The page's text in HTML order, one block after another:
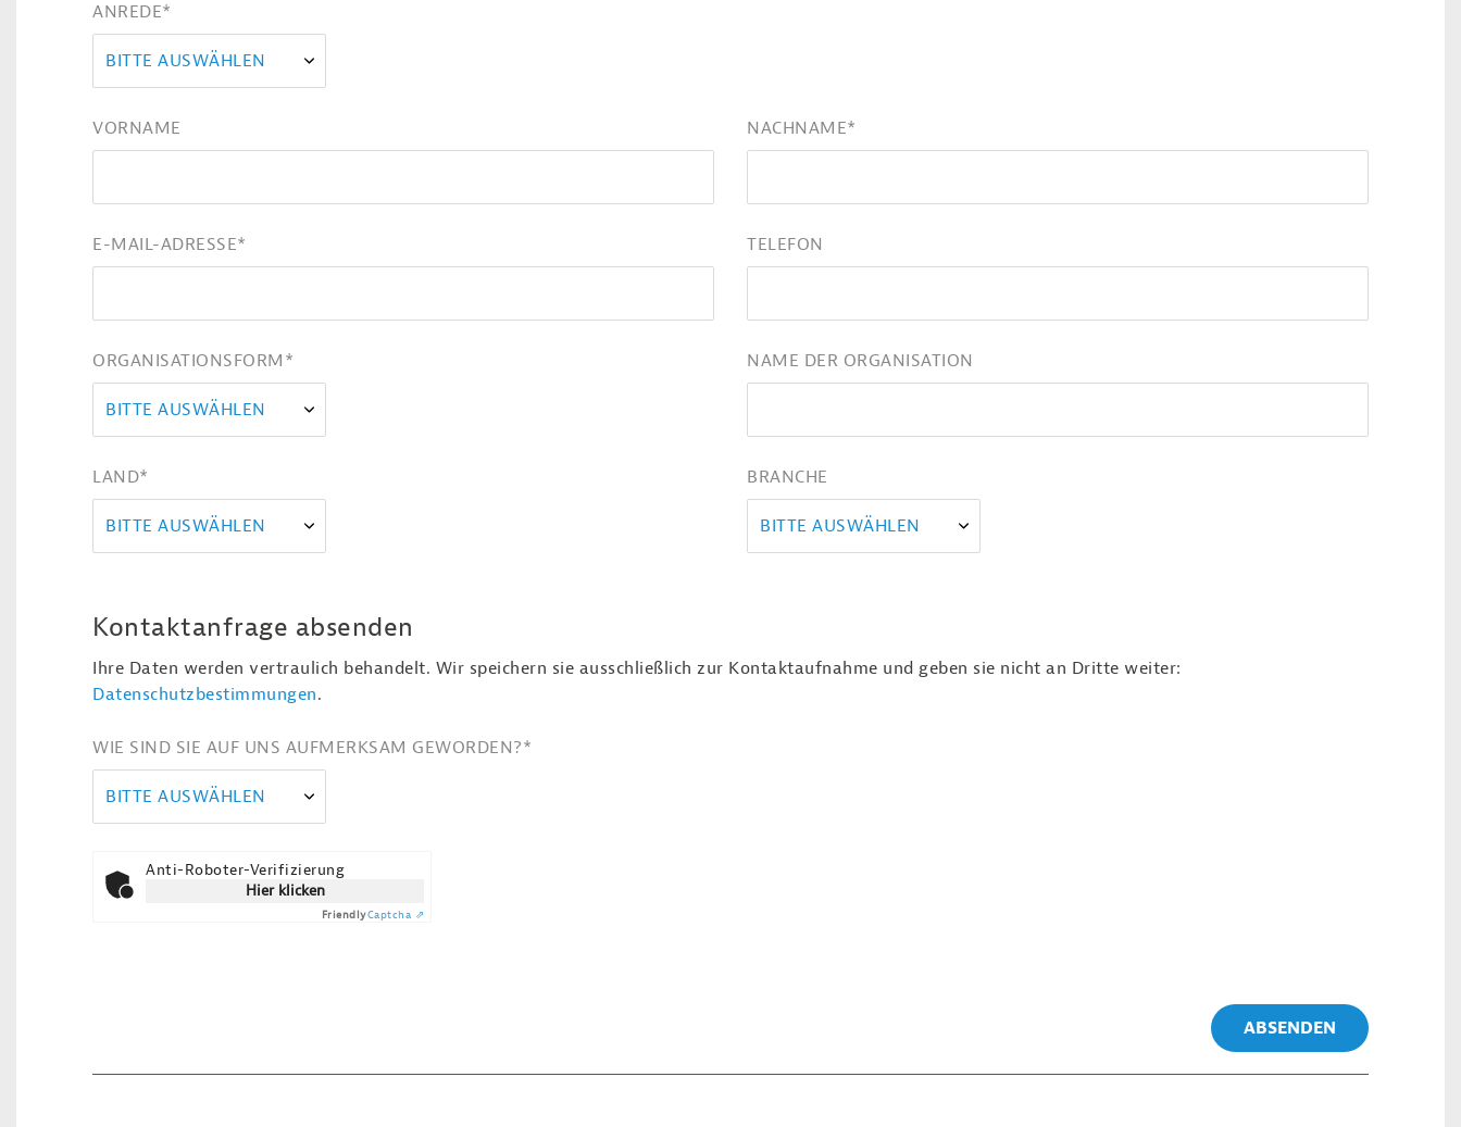
ANREDE*
BITTE AUSWÄHLEN
VORNAME NACHNAME*
E-MAIL-ADRESSE* TELEFON
ORGANISATIONSFORM *
BITTE AUSWÄHLEN
NAME DER ORGANISATION
LAND*
BITTE AUSWÄHLEN
BRANCHE
BITTE AUSWÄHLEN
Kontaktanfrage absenden
Ihre Daten werden vertraulich behandelt. Wir speichern sie ausschließlich zur Kontaktaufnahme und geben sie nicht an Dritte weiter:
Datenschutzbestimmungen.
WIE SIND SIE AUF UNS AUFMERKSAM GEWORDEN?*
BITTE AUSWÄHLEN
Anti-Roboter-Verifizierung
Hier klicken
FriendlyCaptcha ⇗
ABSENDEN